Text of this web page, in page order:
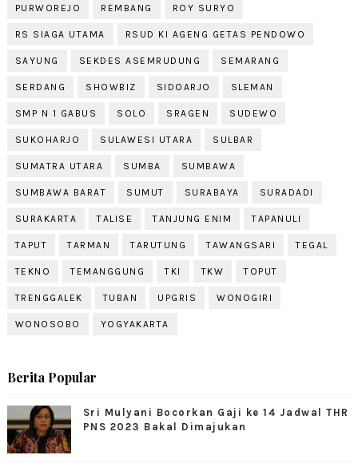
PURWOREJO REMBANG ROY SURYO
RS SIAGA UTAMA RSUD KI AGENG GETAS PENDOWO
SAYUNG SEKDES ASEMRUDUNG SEMARANG
SERDANG SHOWBIZ SIDOARJO SLEMAN
SMP N 1 GABUS SOLO SRAGEN SUDEWO
SUKOHARJO SULAWESI UTARA SULBAR
SUMATRA UTARA SUMBA SUMBAWA
SUMBAWA BARAT SUMUT SURABAYA SURADADI
SURAKARTA TALISE TANJUNG ENIM TAPANULI
TAPUT TARMAN TARUTUNG TAWANGSARI TEGAL
TEKNO TEMANGGUNG TKI TKW TOPUT
TRENGGALEK TUBAN UPGRIS WONOGIRI
WONOSOBO YOGYAKARTA
Berita Popular
Sri Mulyani Bocorkan Gaji ke 14 Jadwal THR
PNS 2023 Bakal Dimajukan